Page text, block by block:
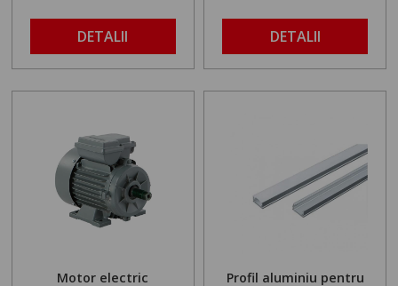
DETALII DETALII
Motor electric
Profil aluminiu pentru